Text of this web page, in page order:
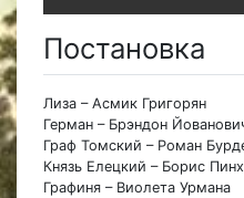
Постановка
Лиза – Асмик Григорян
Герман – Брэндон
Граф Томский – Роман
Князь Елецкий – Борис
Графиня – Виолета Урмана